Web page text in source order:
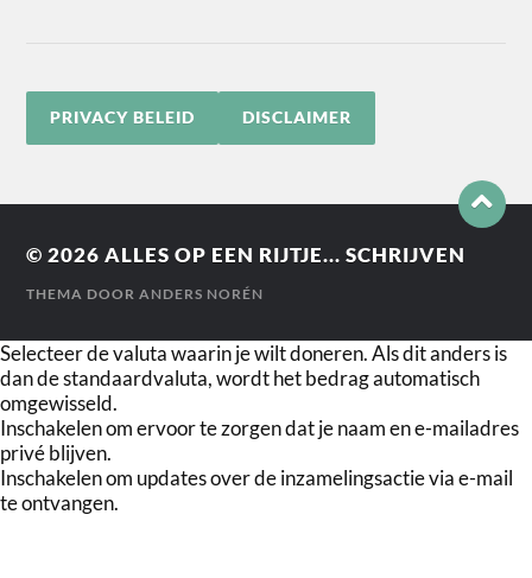
PRIVACY BELEID DISCLAIMER
© 2026ALLES OP EEN RIJTJE... SCHRIJVEN
THEMA DOORANDERS NORÉN
Selecteer de valuta waarin je wilt doneren. Als dit anders is
dan de standaardvaluta, wordt het bedrag automatisch
omgewisseld.
Inschakelen om ervoor te zorgen dat je naam en e-mailadres
privé blijven.
Inschakelen om updates over de inzamelingsactie via e-mail
te ontvangen.